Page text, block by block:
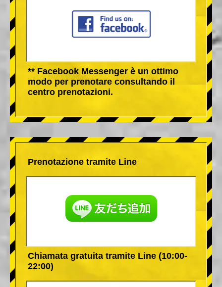
** Facebook Messenger è un ottimo
modo per prenotare consultando il
centro prenotazioni.
Prenotazione tramite Line
Chiamata gratuita tramite Line (10:00-
22:00)